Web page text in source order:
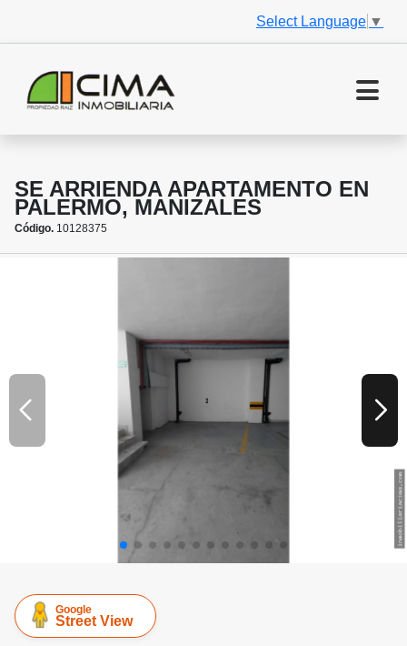
Select Language ▼
SE ARRIENDA APARTAMENTO EN
PALERMO, MANIZALES
Código. 10128375
Google
Street View